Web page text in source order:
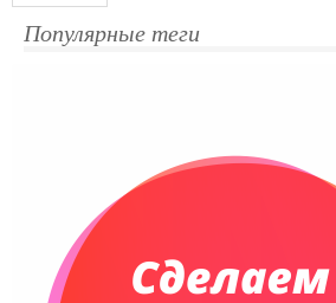
Популярные теги